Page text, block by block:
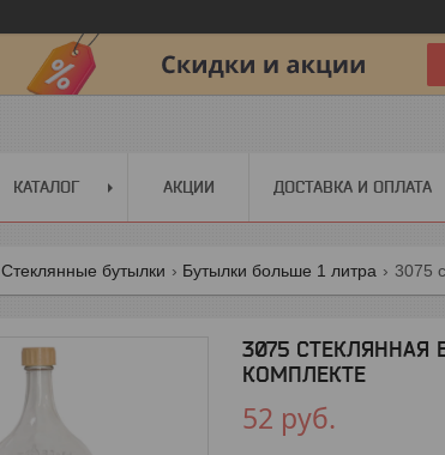
КАТАЛОГ АКЦИИ ДОСТАВКА И ОПЛАТА
Стеклянные бутылки Бутылки больше 1 литра 3075
3075
КОМПЛЕКТЕ
52 руб.